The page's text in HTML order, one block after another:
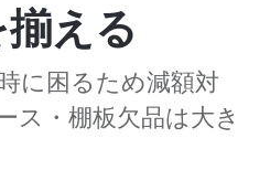
える
に困るため減額対
ス・棚板欠品は大き